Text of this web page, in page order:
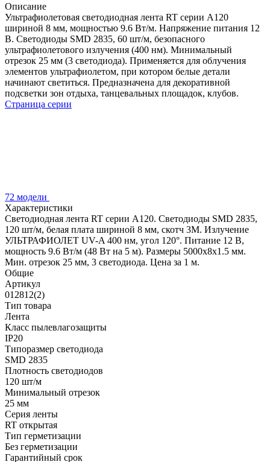
Описание
Ультрафиолетовая светодиодная лента RT серии A120
шириной 8 мм, мощностью 9.6 Вт/м. Напряжение питания 12
В. Светодиоды SMD 2835, 60 шт/м, безопасного
ультрафиолетового излучения (400 нм). Минимальный
отрезок 25 мм (3 светодиода). Применяется для облучения
элементов ультрафиолетом, при котором белые детали
начинают светиться. Предназначена для декоративной
подсветки зон отдыха, танцевальных площадок, клубов.
Страница серии
72 модели
Характеристики
Светодиодная лента RT серии A120. Светодиоды SMD 2835,
120 шт/м, белая плата шириной 8 мм, скотч 3M. Излучение
УЛЬТРАФИОЛЕТ UV-A 400 нм, угол 120°. Питание 12 В,
мощность 9.6 Вт/м (48 Вт на 5 м). Размеры 5000x8x1.5 мм.
Мин. отрезок 25 мм, 3 светодиода. Цена за 1 м.
Общие
Артикул
012812(2)
Тип товара
Лента
Класс пылевлагозащиты
IP20
Типоразмер светодиода
SMD 2835
Плотность светодиодов
120 шт/м
Минимальный отрезок
25 мм
Серия ленты
RT открытая
Тип герметизации
Без герметизации
Гарантийный срок